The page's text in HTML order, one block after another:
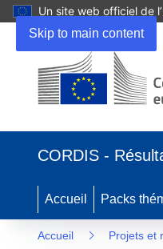
Skip to main content
Un site web officiel de
CORDIS -
Accueil Packs
Accueil Projets et